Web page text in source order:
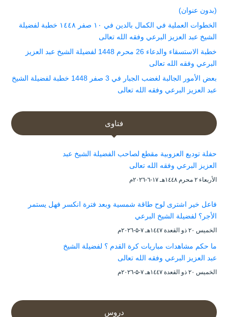
(بدون عنوان)
الخطوات العملية في الكمال بالدين في ١٠ صفر ١٤٤٨ خطبة لفضيلة
الشيخ عبد العزيز البرعي وفقه الله تعالى
خطبة الاستسقاء والدعاء 26 محرم 1448 لفضيلة الشيخ عبد العزيز
البرعي وفقه الله تعالى
بعض الأمور الجالبة لغضب الجبار في 3 صفر 1448 خطبة لفضيلة الشيخ
عبد العزيز البرعي وفقه الله تعالى
فتاوى
حفلة توديع العزوبية مقطع لصاحب الفضيلة الشيخ عبد
العزيز البرعي وفقه الله تعالى
الأربعاء ۲ محرم ۱٤٤۸هـ ۱۷-٦-۲۰۲٦م
فاعل خير اشترى لوح طاقة شمسية وبعد فترة انكسر فهل يستمر
الأجر؟ لفضيلة الشيخ البرعي
الخميس ۲۰ ذو القعدة ۱٤٤۷هـ ۷-۵-۲۰۲٦م
ما حكم مشاهدات مباريات كرة القدم ؟ لفضيلة الشيخ
عبد العزيز البرعي وفقه الله تعالى
الخميس ۲۰ ذو القعدة ۱٤٤۷هـ ۷-۵-۲۰۲٦م
دروس